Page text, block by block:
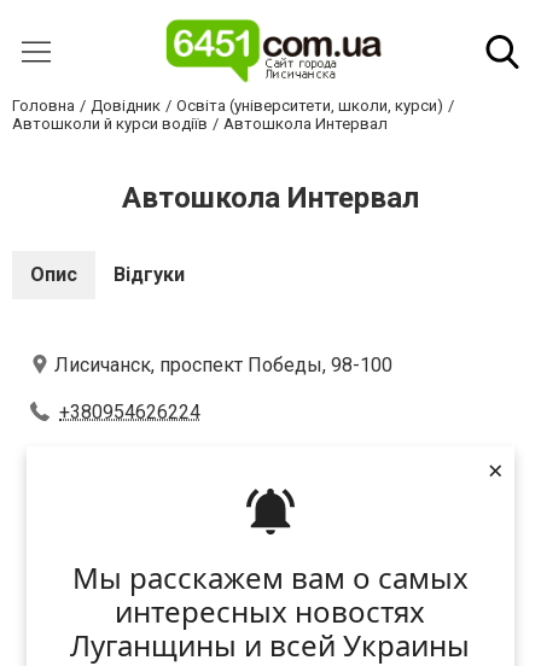
Мы расскажем вам о самых
интересных новостях
Луганщины и всей Украины
×
Головна Довідник
Освіта (університети, школи, курси)
Автошколи й курси водіїв
Автошкола Интервал
Автошкола Интервал
Опис Відгуки
Лисичанск, проспект Победы, 98-100
+380954626224
Ніхто ще не рекомендував